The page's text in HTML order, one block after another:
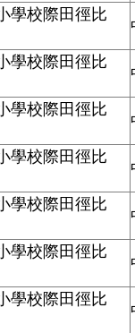
學校際田徑比
學校際田徑比
學校際田徑比
學校際田徑比
學校際田徑比
學校際田徑比
學校際田徑比